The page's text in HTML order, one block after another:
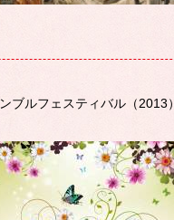
ブルフェスティバル（2013）